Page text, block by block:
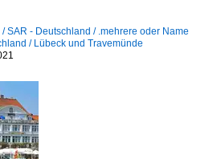
SAR - Deutschland / .mehrere oder Name
/ Lübeck und Travemünde